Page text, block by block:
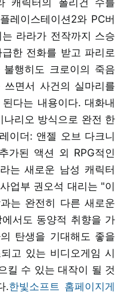
레이스테이션2와 PC버
라라가 전작까지 스승
한 전화를 받고 파리로
행히도 크로이의 죽음
면서 사건의 실마리를
다는 내용이다. 대화내
리오 방식으로 완전 한
이더: 앤젤 오브 다크니
가된 액션 외 RPG적인
는 새로운 남성 캐릭터
업부 권오석 대리는 "이
는 완전히 다른 새로운
서도 동양적 취향을 가
탄생을 기대해도 좋을
고 있는 비디오게임 시
킬 수 있는 대작이 될 것
.한빛소프트 홈페이지게